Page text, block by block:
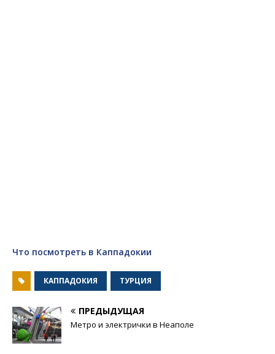
Что посмотреть в Каппадокии
КАППАДОКИЯ ТУРЦИЯ
ПРЕДЫДУЩАЯ
Метро и электрички в Неаполе